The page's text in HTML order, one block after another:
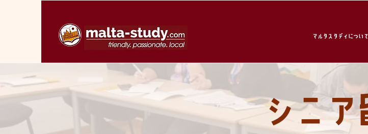
マルタスタディについて
シニ